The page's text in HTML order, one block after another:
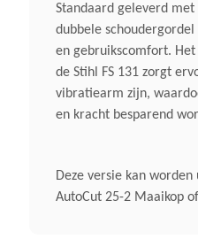
Standaard geleverd
dubbele
en gebruikscomfort.
de Stihl FS 131 zorgt
vibratiearm zijn,
en kracht besparend
Deze versie kan
AutoCut 25-2 Maaikop
Type Steel
Recht Steel
Stuurboom
Standaard